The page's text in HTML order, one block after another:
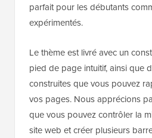
parfait pour les débutants
expérimentés.
Le thème est livré avec un
pied de page intuitif, ainsi que
construites que vous pouvez
vos pages. Nous apprécions
que vous pouvez contrôler la
site web et créer plusieurs